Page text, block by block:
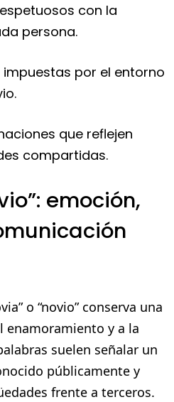
con la
persona.
por el entorno
que reflejen
compartidas.
emoción,
o “novio” conserva una
enamoramiento y a la
suelen señalar un
públicamente y
frente a terceros.